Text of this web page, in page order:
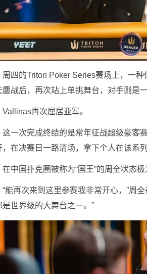
周四的Triton Poker Series赛场上，一
鏖战后，再次站上单挑舞台，对手则是
Vallinas再次屈居亚军。
这一次完成终结的是常年征战超级豪客
，在决赛日一路清场，拿下个人在该系
在中国扑克圈被称为“国王”的周全状态
“能再次来到这里参赛我非常开心，”周
是世界级的大舞台之一。”